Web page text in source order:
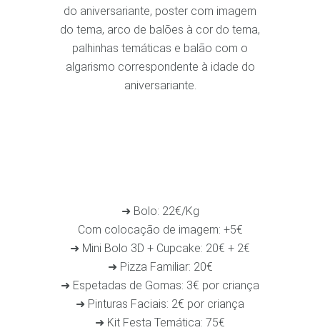
do aniversariante, poster com imagem
do tema, arco de balões à cor do tema,
palhinhas temáticas e balão com o
algarismo correspondente à idade do
aniversariante.
➜ Bolo: 22€/Kg
Com colocação de imagem: +5€
➜ Mini Bolo 3D + Cupcake: 20€ + 2€
➜ Pizza Familiar: 20€
➜ Espetadas de Gomas: 3€ por criança
➜ Pinturas Faciais: 2€ por criança
➜ Kit Festa Temática: 75€